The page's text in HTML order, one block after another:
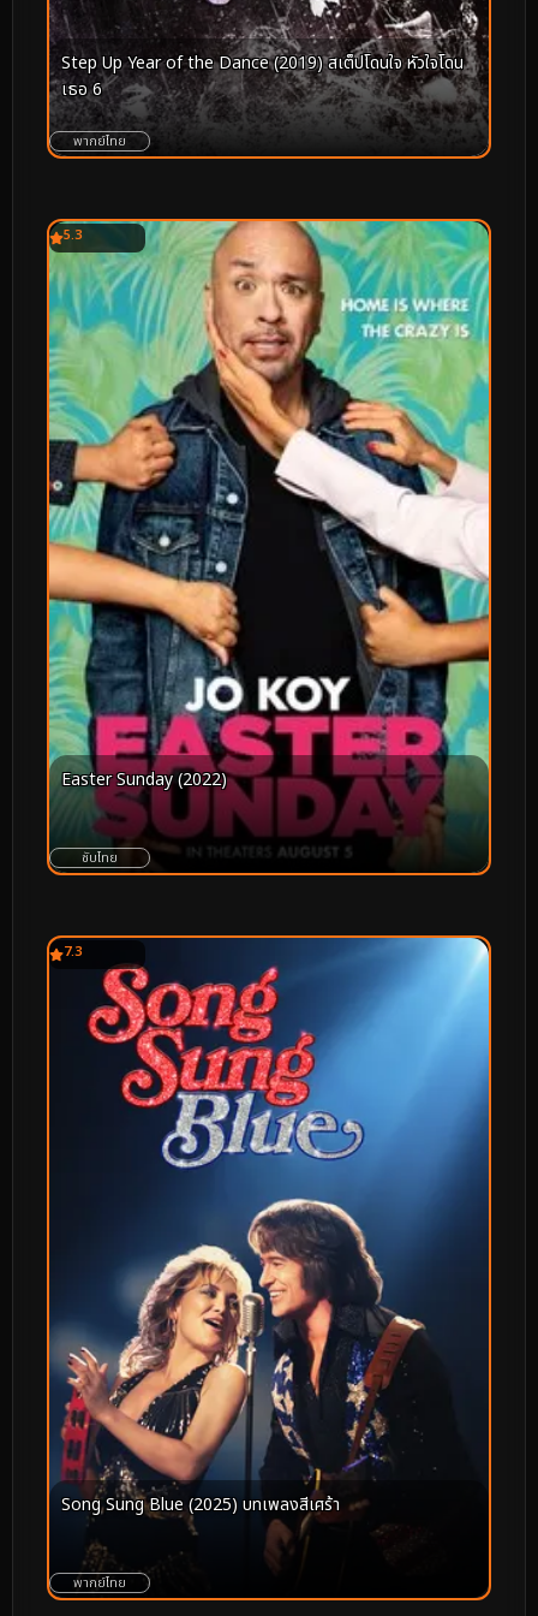
Step Up Year of the Dance (2019) สเต็ปโดนใจ หัวใจโดน
เธอ 6
พากย์ไทย
5.3
Easter Sunday (2022)
ซับไทย
7.3
Song Sung Blue (2025) บทเพลงสีเศร้า
พากย์ไทย